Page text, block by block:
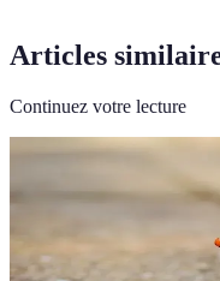
Articles
Continuez votre lecture